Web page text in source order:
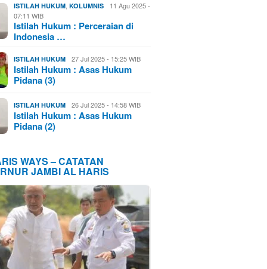
ISTILAH HUKUM ,KOLUMNIS
11 Agu 2025 -
07:11 WIB
Istilah Hukum : Perceraian di
Indonesia …
ISTILAH HUKUM 27 Jul 2025 - 15:25 WIB
Istilah Hukum : Asas Hukum
Pidana (3)
ISTILAH HUKUM 26 Jul 2025 - 14:58 WIB
Istilah Hukum : Asas Hukum
Pidana (2)
WAYS – CATATAN
JAMBI AL HARIS